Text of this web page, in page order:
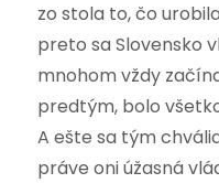
zo stola to, čo
preto sa Slovensko
mnohom vždy
predtým, bolo
A ešte sa tým
práve oni úžasná